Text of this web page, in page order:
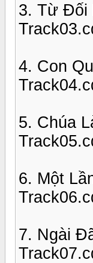
3. Từ Đối
4. Con
5. Chúa
6. Một
7. Ngài